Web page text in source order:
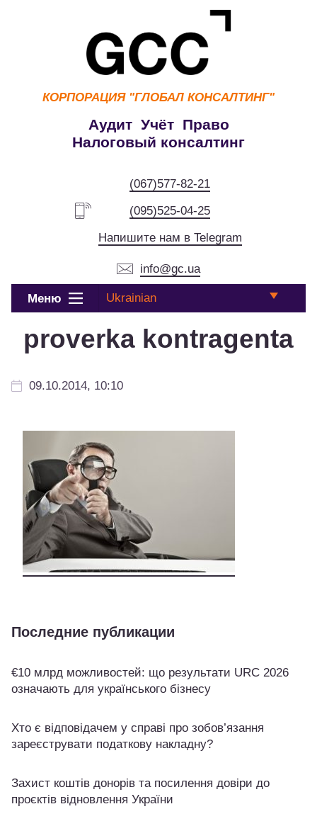
КОРПОРАЦИЯ "ГЛОБАЛ КОНСАЛТИНГ"
Аудит Учёт Право
Налоговый консалтинг
(067)577-82-21
(095)525-04-25
Напишите нам в Telegram
info@gc.ua
Меню Ukrainian
proverka kontragenta
09.10.2014, 10:10
Последние публикации
€10 млрд можливостей: що результати URC 2026
означають для українського бізнесу
Хто є відповідачем у справі про зобов’язання
зареєструвати податкову накладну?
Захист коштів донорів та посилення довіри до
проєктів відновлення України